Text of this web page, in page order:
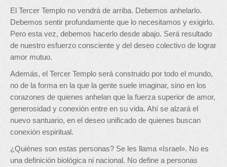
El Tercer Templo no vendrá de arriba. Debemos anhelarlo.
Debemos sentir profundamente que lo necesitamos y exigirlo.
Pero esta vez, debemos hacerlo desde abajo. Será resultado
de nuestro esfuerzo consciente y del deseo colectivo de lograr
amor mutuo.
Además, el Tercer Templo será construido por todo el mundo,
no de la forma en la que la gente suele imaginar, sino en los
corazones de quienes anhelan que la fuerza superior de amor,
generosidad y conexión entre en su vida. Ahí se alzará el
nuevo santuario, en el deseo unificado de quienes buscan
conexión espiritual.
¿Quiénes son estas personas? Se les llama «Israel». No es
una definición biológica ni nacional. No define a personas